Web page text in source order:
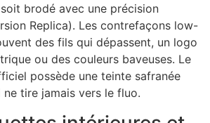
brodé avec une précision
Replica). Les contrefaçons low-
des fils qui dépassent, un logo
ou des couleurs baveuses. Le
possède une teinte safranée
tire jamais vers le fluo.